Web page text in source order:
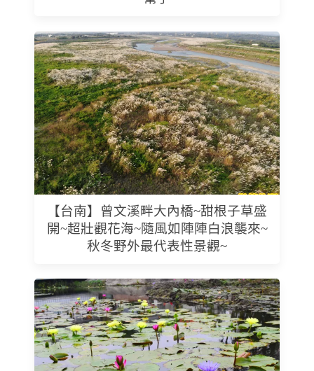
【台南】曾文溪畔大內橋~甜根子草盛
開~超壯觀花海~隨風如陣陣白浪襲來~
秋冬野外最代表性景觀~